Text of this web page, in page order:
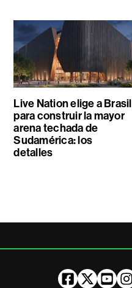
Live Nation elige a Brasil
para construir la mayor
arena techada de
Sudamérica: los
detalles